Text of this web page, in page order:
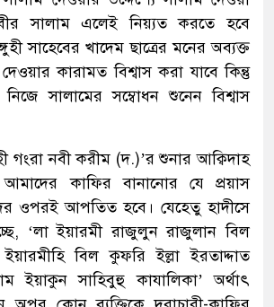
সালাম এলেই নিয়্যত করতে হবে
সাহেবের খাদেম ছাত্রের মনের অব্যক্ত
কারামত বিশ্বাস করা যাবে কিন্তু
সালামের সম্বোধন শুনেন বিশ্বাস
গংরা নবী করীম (দ.)’র শুনার আক্বিদাহ
কাফির বানানোর যে প্রয়াস
ওপরই আপতিত হবে। যেহেতু হাদীসে
‘লা ইয়ারমী রাজুলুন রাজুলান বিল
বিল কুফরি ইল্লা ইরতাদ্দাত
ইয়াকুন সাহিবুহু কাযালিকা’ অর্থাৎ